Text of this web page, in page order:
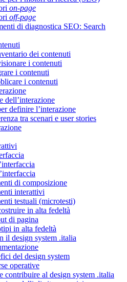
on-page
off-page
di diagnostica SEO: Search
dei contenuti
i contenuti
i contenuti
i contenuti
dell’interazione
definire l’interazione
tra scenari e user stories
di composizione
interattivi
testuali (microtesti)
in alta fedeltà
di pagina
in alta fedeltà
il design system .italia
del design system
operative
contribuire al design system .italia